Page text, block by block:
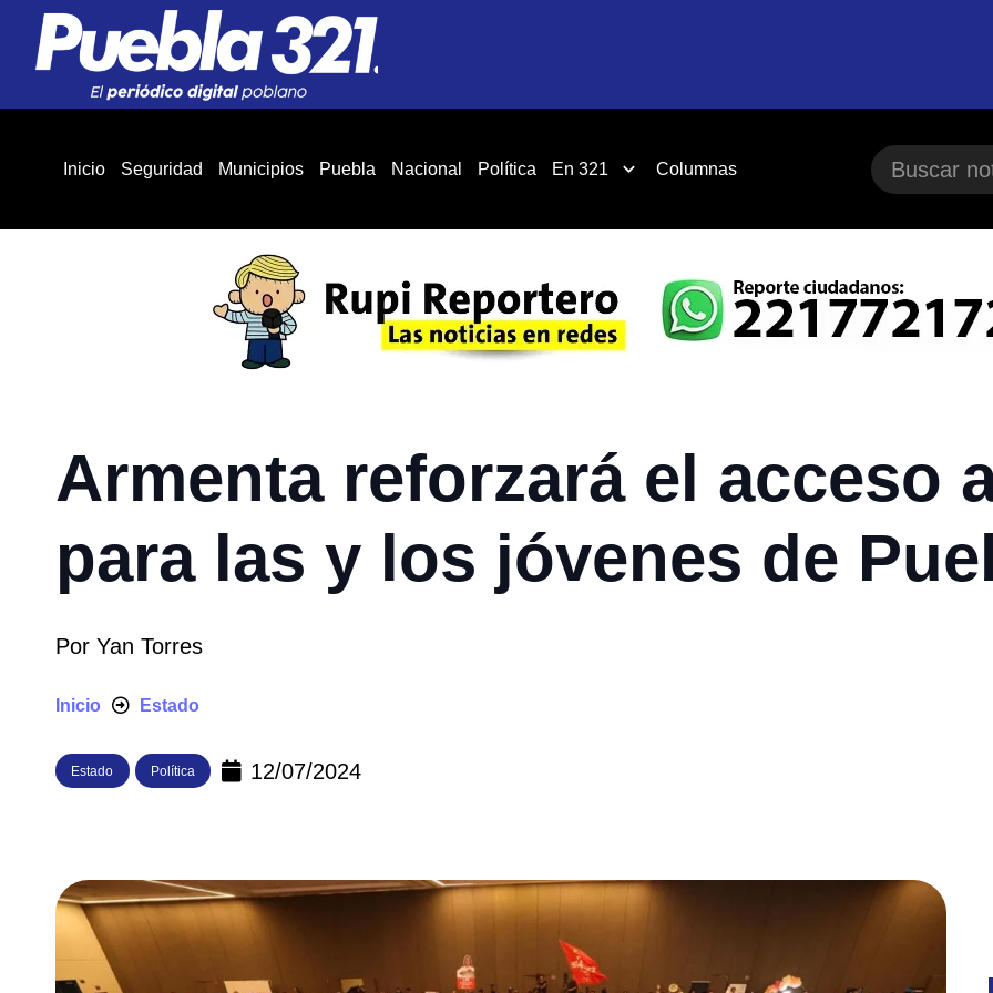
Inicio Seguridad Municipios Puebla Nacional Política En 321 Columnas
Armenta reforzará el acceso
para las y los jóvenes de
Por Yan Torres
Inicio Estado
Estado Política 12/07/2024